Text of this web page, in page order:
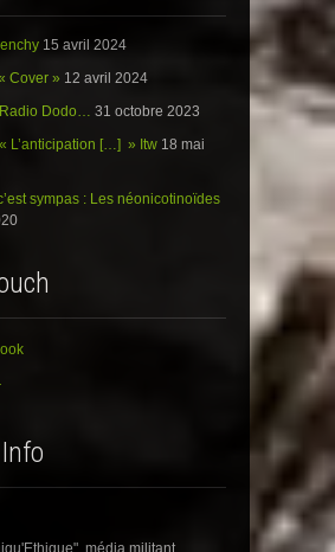
15 avril 2024
Cover » 12 avril 2024
Dodo… 31 octobre 2023
L’anticipation […] » Itw 18 mai
sympas : Les néonicotinoïdes
média militant.